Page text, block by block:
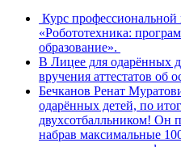
Курс профессиональной
«Робототехника:
образование».
В Лицее для одарённых
вручения аттестатов об
Бечканов Ренат
одарённых детей, по
двухсотбалльником! Он
набрав максимальные